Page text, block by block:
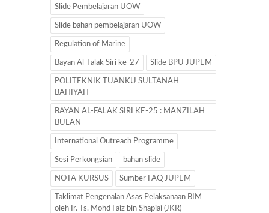
Slide Pembelajaran UOW
Slide bahan pembelajaran UOW
Regulation of Marine
Bayan Al-Falak Siri ke-27 Slide BPU JUPEM
POLITEKNIK TUANKU SULTANAH
BAHIYAH
BAYAN AL-FALAK SIRI KE-25 : MANZILAH
BULAN
International Outreach Programme
Sesi Perkongsian bahan slide
NOTA KURSUS Sumber FAQ JUPEM
Taklimat Pengenalan Asas Pelaksanaan BIM
oleh Ir. Ts. Mohd Faiz bin Shapiai (JKR)